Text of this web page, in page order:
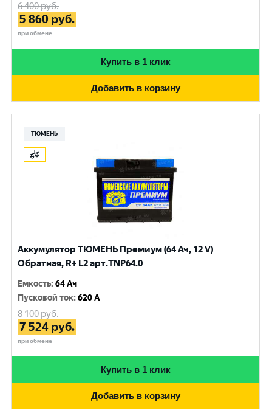
6 400руб.
5 860 руб.
при обмене
Купить в 1 клик
Добавить в корзину
ТЮМЕНЬ
Аккумулятор ТЮМЕНЬ Премиум (64 Ач, 12 V)
Обратная, R+ L2 арт.TNP64.0
Емкость:64 Ач
Пусковой ток:620 A
8 100руб.
7 524 руб.
при обмене
Купить в 1 клик
Добавить в корзину